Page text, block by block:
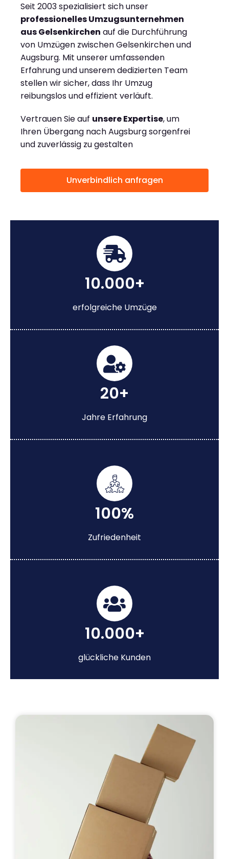
Seit 2003 spezialisiert sich unser
professionelles Umzugsunternehmen
aus Gelsenkirchen auf die Durchführung
von Umzügen zwischen Gelsenkirchen und
Augsburg. Mit unserer umfassenden
Erfahrung und unserem dedizierten Team
stellen wir sicher, dass Ihr Umzug
reibungslos und effizient verläuft.
Vertrauen Sie auf unsere Expertise, um
Ihren Übergang nach Augsburg sorgenfrei
und zuverlässig zu gestalten
Unverbindlich anfragen
10.000+
erfolgreiche Umzüge
20+
Jahre Erfahrung
100%
Zufriedenheit
10.000+
glückliche Kunden